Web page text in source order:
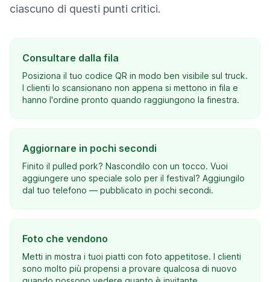
ciascuno di questi punti critici.
Consultare dalla fila
Posiziona il tuo codice QR in modo ben visibile sul truck.
I clienti lo scansionano non appena si mettono in fila e
hanno l'ordine pronto quando raggiungono la finestra.
Aggiornare in pochi secondi
Finito il pulled pork? Nascondilo con un tocco. Vuoi
aggiungere uno speciale solo per il festival? Aggiungilo
dal tuo telefono — pubblicato in pochi secondi.
Foto che vendono
Metti in mostra i tuoi piatti con foto appetitose. I clienti
sono molto più propensi a provare qualcosa di nuovo